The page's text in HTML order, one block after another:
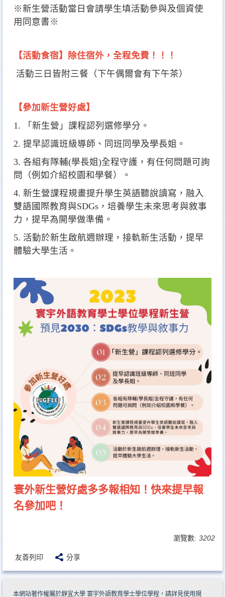
※新生營活動當日會請學生填活動參與及個資使
用同意書※
【活動食宿】除住宿外，全程免費！！！
活動三日皆附三餐（下午偶爾會有下午茶）
【參加新生營好處】
1. 「新生營」課程認列選修學分。
2. 提早認識班級導師、同班同學及學長姐。
3. 各組有隊輔(學長姐)全程守護，有任何問題可詢
問（例如介紹校園和學餐）。
4. 新生營課程規畫提升學生英語聽說讀寫，融入
雙語國際教育與SDGs，培養學生未來思考與敘事
力，提早為開學做準備。
5. 活動於新生啟航週辦理，接軌新生活動，提早
體驗大學生活。
寰外新生營好處多多報相知！快來提早報
名參加吧！
瀏覽數: 3202
友善列印 分享
本網站著作權屬於靜宜大學 寰宇外語教育學士學位學程，請詳見使用規